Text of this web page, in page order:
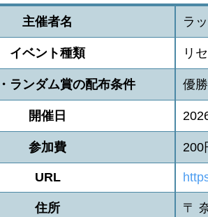
主催者名 ラ
イベント種類 リ
ランダム賞の配布条件 優
開催日
参加費 200
URL
住所 〒